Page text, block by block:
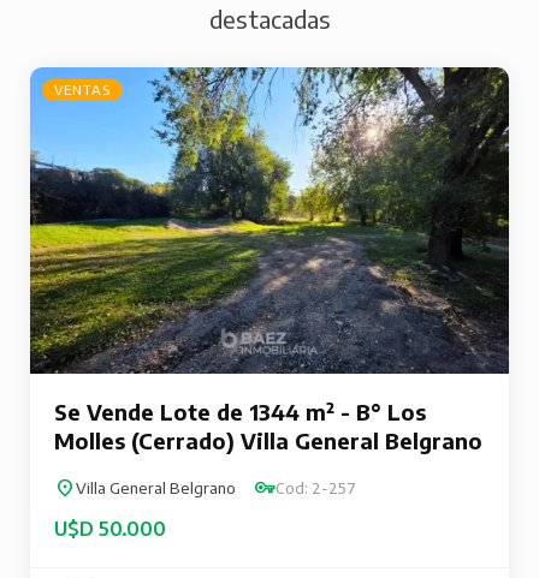
destacadas
VENTAS
Se Vende Lote de 1344 m² - B° Los
Molles (Cerrado) Villa General Belgrano
Villa General Belgrano Cod: 2-257
U$D 50.000